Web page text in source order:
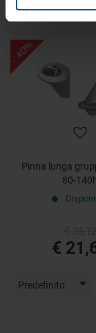
€
- 40%
Pinna lunga
80-
€
Predefinito